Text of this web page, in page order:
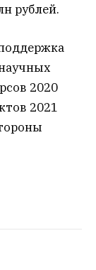
рублей.
2020
2021